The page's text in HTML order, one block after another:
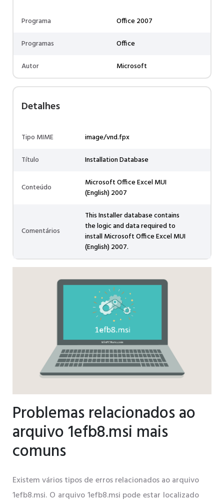
Programa
Office 2007
Programas
Office
Autor
Microsoft
Detalhes
Tipo MIME
image/vnd.fpx
Título
Installation Database
Conteúdo
Microsoft Office Excel MUI
(English) 2007
Comentários
This Installer database contains
the logic and data required to
install Microsoft Office Excel MUI
(English) 2007.
Problemas relacionados ao
arquivo 1efb8.msi mais
comuns
Existem vários tipos de erros relacionados ao arquivo
1efb8.msi. O arquivo 1efb8.msi pode estar localizado